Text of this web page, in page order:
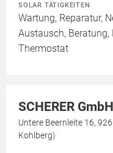
SOLAR TÄTIGKEITEN
Wartung, Reparatur,
Austausch,
Thermostat
SCHERER GmbH
Untere Beernleite 16,
Kohlberg)